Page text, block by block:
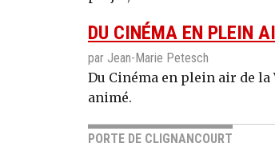
DU CINÉMA EN PLEIN
par Jean-Marie Petesch
Du Cinéma en plein air de
animé.
PORTE DE CLIGNANCOURT